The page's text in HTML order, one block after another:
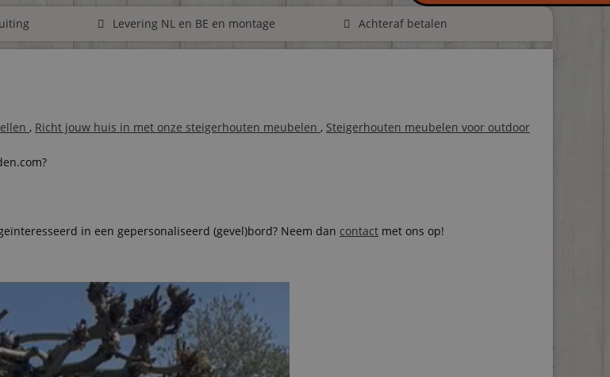
Levering NL en BE en montage Achteraf betalen
, Richt jouw huis in met onze steigerhouten meubelen , Steigerhouten meubelen voor outdoor
in een gepersonaliseerd (gevel)bord? Neem dan contact met ons op!